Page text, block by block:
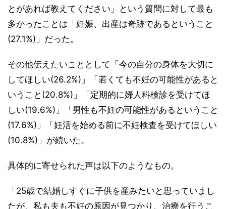
とがあれば教えてください」という質問に対して最も
多かったことは「妊娠、出産は奇跡であるということ
(27.1%)」だった。
その他伝えたいこととして「今の自分の身体を大切に
してほしい(26.2%)」「若くても不妊の可能性があると
いうこと(20.8%)」「定期的に婦人科検診を受けてほ
しい(19.6%)」「男性も不妊の可能性があるということ
(17.6%)」「妊活を始める前に不妊検査を受けてほしい
(10.8%)」が続いた。
具体的に寄せられた声は以下のようなもの。
「25歳で結婚しすぐに子供を産みたいと思っていまし
たが、私も夫も不妊の原因が見つかり、治療を行うこ